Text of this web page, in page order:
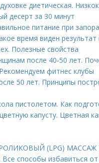
диетическая.
десерт за 30 минут
питание при
время виден
Полезные свойства
после 40-50 лет.
фитнес клубы
50 лет. Принципы
пистолетом. Как
капусту. Цветная
(LPG) МАССАЖ
способы избавиться